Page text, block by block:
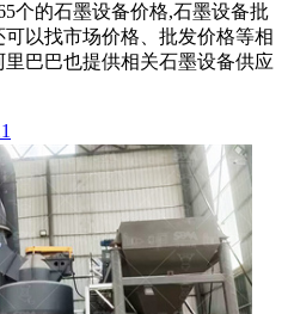
个的石墨设备价格,石墨设备批
以找市场价格、批发价格等相
巴巴也提供相关石墨设备供应